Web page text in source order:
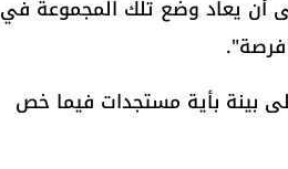
أن يعاد وضع تلك المجموعة في
بينة بأية مستجدات فيما خص